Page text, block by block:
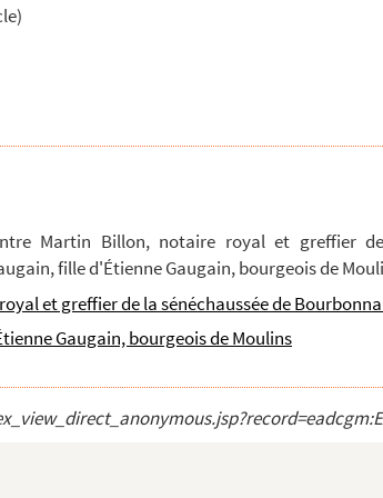
Martin Billon, notaire royal et greffier
fille d'Étienne Gaugain, bourgeois de
et greffier de la sénéchaussée de
Gaugain, bourgeois de Moulins